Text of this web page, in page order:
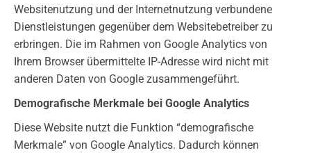
Websitenutzung und der Internetnutzung verbundene
Dienstleistungen gegenüber dem Websitebetreiber zu
erbringen. Die im Rahmen von Google Analytics von
Ihrem Browser übermittelte IP-Adresse wird nicht mit
anderen Daten von Google zusammengeführt.
Demografische Merkmale bei Google Analytics
Diese Website nutzt die Funktion “demografische
Merkmale” von Google Analytics. Dadurch können